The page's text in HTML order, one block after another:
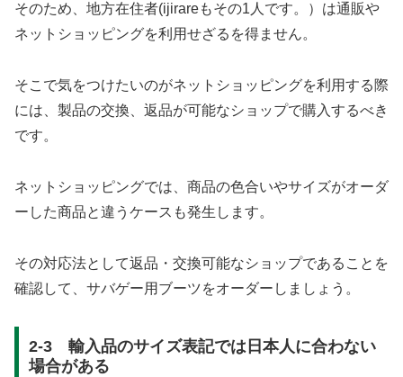
そのため、地方在住者(ijirareもその1人です。）は通販や
ネットショッピングを利用せざるを得ません。
そこで気をつけたいのがネットショッピングを利用する際
には、製品の交換、返品が可能なショップで購入するべき
です。
ネットショッピングでは、商品の色合いやサイズがオーダ
ーした商品と違うケースも発生します。
その対応法として返品・交換可能なショップであることを
確認して、サバゲー用ブーツをオーダーしましょう。
2-3 輸入品のサイズ表記では日本人に合わない
場合がある